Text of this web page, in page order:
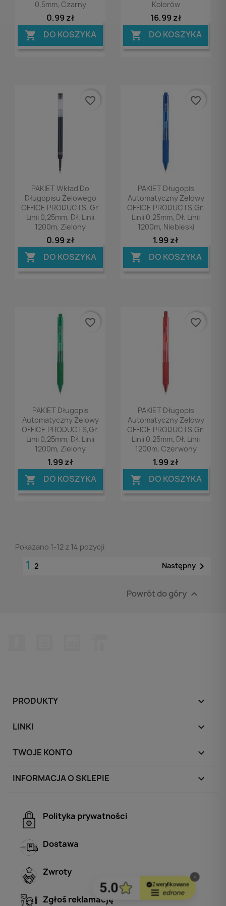
0,5mm, Czarny
0,99 zł
 DO KOSZYKA
Kolorów
16,99 zł
 DO KOSZYKA
Podgląd
PAKIET Wkład Do
Długopisu Żelowego
OFFICE PRODUCTS, Gr.
Linii 0,25mm, Dł. Linii
1200m, Zielony
0,99 zł
 DO KOSZYKA
favorite_border
Podgląd
PAKIET Długopis
Automatyczny Żelowy
OFFICE PRODUCTS,gr.
Linii 0,25mm, Dł. Linii
1200m, Niebieski
1,99 zł
 DO KOSZYKA
favorite_border
Podgląd
PAKIET Długopis
Automatyczny Żelowy
OFFICE PRODUCTS,gr.
Linii 0,25mm, Dł. Linii
1200m, Zielony
1,99 zł
 DO KOSZYKA
favorite_border
Podgląd
PAKIET Długopis
Automatyczny Żelowy
OFFICE PRODUCTS,gr.
Linii 0,25mm, Dł. Linii
1200m, Czerwony
1,99 zł
 DO KOSZYKA
favorite_border
Pokazano 1-12 z 14 pozycji
1 2 Następny 
Powrót do góry 
PRODUKTY 
LINKI 
TWOJE KONTO 
INFORMACJA O SKLEPIE keyboard_arrow_down
Polityka prywatności
Dostawa
Zwroty
Zgłoś reklamację